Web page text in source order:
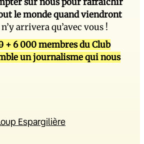
le monde quand viendront
n’y arrivera qu’avec vous !
+ 6 000 membres du Club
un journalisme qui nous
Espargilière